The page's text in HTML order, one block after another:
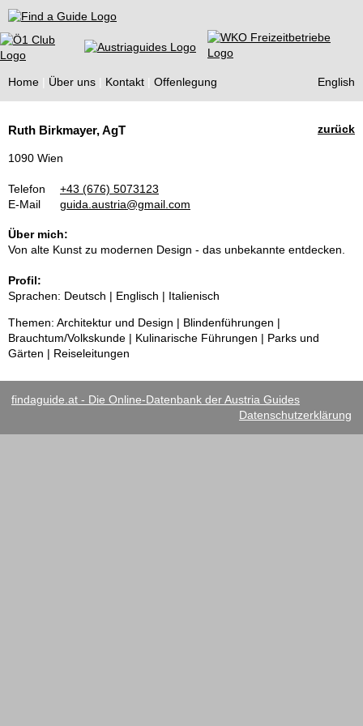
Find a Guide
Home Über uns Kontakt Offenlegung English
Guides
zurück
Ruth Birkmayer, AgT
1090 Wien
Telefon
+43 (676) 5073123
E-Mail
guida.austria@gmail.com
Über mich:
Von alte Kunst zu modernen Design - das unbekannte entdecken.
Profil:
Sprachen: Deutsch | Englisch | Italienisch
Themen: Architektur und Design | Blindenführungen |
Brauchtum/Volkskunde | Kulinarische Führungen | Parks und
Gärten | Reiseleitungen
findaguide.at - Die Online-Datenbank der Austria Guides
Datenschutzerklärung